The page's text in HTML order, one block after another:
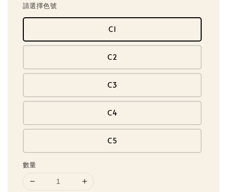
請選擇色號
C1
C2
C3
C4
C5
數量